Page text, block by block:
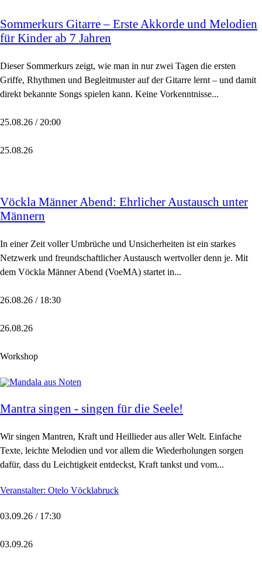
Sommerkurs Gitarre – Erste Akkorde und Melodien
für Kinder ab 7 Jahren
Dieser Sommerkurs zeigt, wie man in nur zwei Tagen die ersten
Griffe, Rhythmen und Begleitmuster auf der Gitarre lernt – und damit
direkt bekannte Songs spielen kann. Keine Vorkenntnisse...
25.08.26 / 20:00
25.08.26
Vöckla Männer Abend: Ehrlicher Austausch unter
Männern
In einer Zeit voller Umbrüche und Unsicherheiten ist ein starkes
Netzwerk und freundschaftlicher Austausch wertvoller denn je. Mit
dem Vöckla Männer Abend (VoeMA) startet in...
26.08.26 / 18:30
26.08.26
Workshop
Mantra singen - singen für die Seele!
Wir singen Mantren, Kraft und Heillieder aus aller Welt. Einfache
Texte, leichte Melodien und vor allem die Wiederholungen sorgen
dafür, dass du Leichtigkeit entdeckst, Kraft tankst und vom...
Veranstalter: Otelo Vöcklabruck
03.09.26 / 17:30
03.09.26